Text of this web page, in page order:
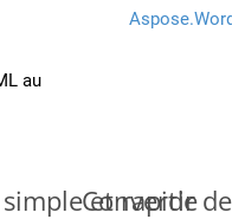
au
et rapide
Convertir